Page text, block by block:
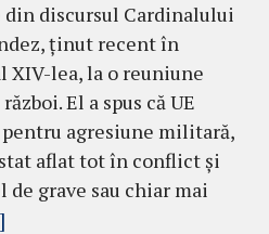
discursul Cardinalului
ținut recent în
XIV-lea, la o reuniune
El a spus că UE
agresiune militară,
aflat tot în conflict și
grave sau chiar mai